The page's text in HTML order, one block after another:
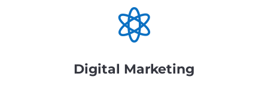

Digital Marketing